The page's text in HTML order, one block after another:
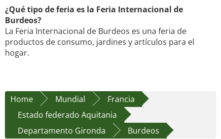
¿Qué tipo de feria es la Feria Internacional de
Burdeos?
La Feria Internacional de Burdeos es una feria de
productos de consumo, jardines y artículos para el
hogar.
Home Mundial
Francia
Estado federado Aquitania
Departamento Gironda
Burdeos